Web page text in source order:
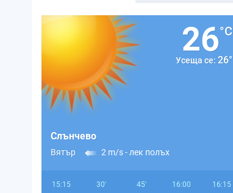
26°C
Усеща се: 26°
Слънчево
Вятър 2 m/s - лек полъх
15:15 30' 45' 16:00 16:15